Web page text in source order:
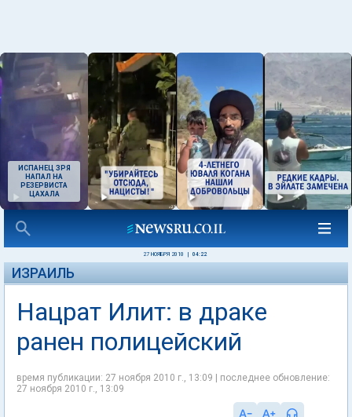
ИСПАНЕЦ ЗРЯ
НАПАЛ НА
РЕЗЕРВИСТА
ЦАХАЛА
27 НОЯБРЯ 2010 04:22
ИЗРАИЛЬ
Нацрат Илит: в драке
ранен полицейский
время публикации: 27 ноября 2010 г., 13:09 | последнее обновление:
27 ноября 2010 г., 13:09